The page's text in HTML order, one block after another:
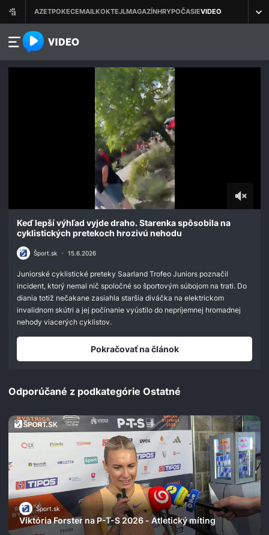
azet.video.sk
seconds
seconds
Keď lepší výhľad vyjde draho. Starenka spôsobila na
cyklistických pretekoch hrozivú nehodu
Šport.sk • 15.6.2026
Juniorské cyklistické preteky Saarland Trofeo Juniors poznačil
incident, ktorý nemal nič spoločné so športovým súbojom na trati. Do
diania totiž nečakane zasiahla staršia diváčka na elektrickom
invalidnom skútri a jej počínanie vyústilo do nepríjemnej hromadnej
nehody viacerých cyklistov.
Pokračovať na článok
Odporúčané z podkategórie Ostatné
Šport.sk
Viktória Forster na P-T-S 2026 - Atletický míting